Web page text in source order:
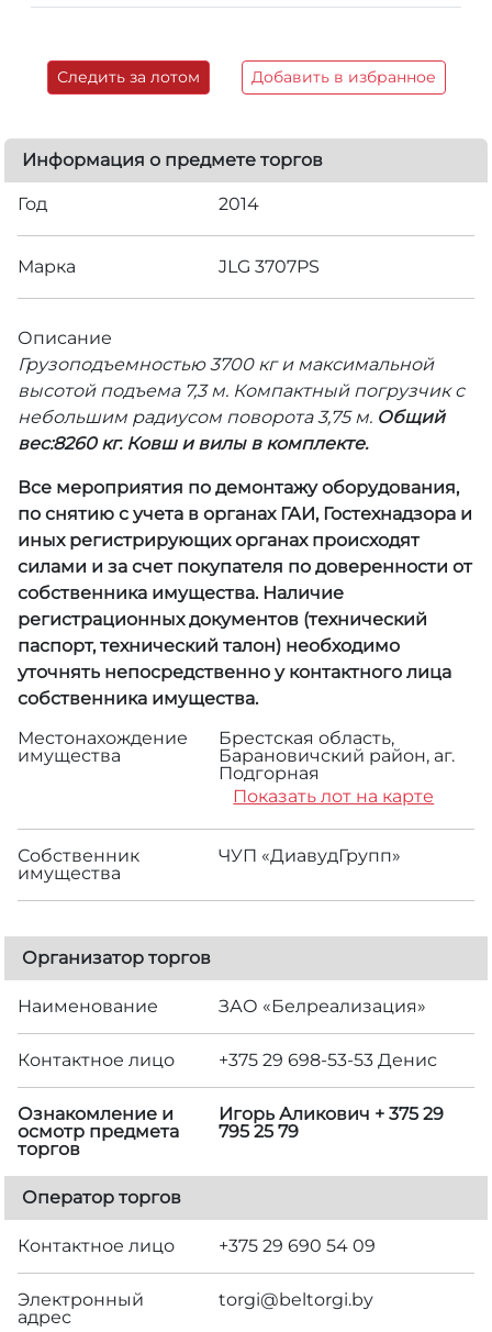
Следить за лотом Добавить в избранное
Информация о предмете торгов
Год 2014
Марка JLG 3707PS
Описание
Грузоподъемностью 3700 кг и максимальной
высотой подъема 7,3 м. Компактный погрузчик с
небольшим радиусом поворота 3,75 м. Общий
вес:8260 кг. Ковш и вилы в комплекте.
Все мероприятия по демонтажу оборудования,
по снятию с учета в органах ГАИ, Гостехнадзора и
иных регистрирующих органах происходят
силами и за счет покупателя по доверенности от
собственника имущества. Наличие
регистрационных документов (технический
паспорт, технический талон) необходимо
уточнять непосредственно у контактного лица
собственника имущества.
Местонахождение
имущества
Брестская область,
Барановичский район, аг.
Подгорная
Показать лот на карте
Собственник
имущества
ЧУП «ДиавудГрупп»
Организатор торгов
Наименование ЗАО «Белреализация»
Контактное лицо +375 29 698-53-53 Денис
Ознакомление и
осмотр предмета
торгов
Игорь Аликович + 375 29
795 25 79
Оператор торгов
Контактное лицо +375 29 690 54 09
Электронный
адрес
torgi@beltorgi.by